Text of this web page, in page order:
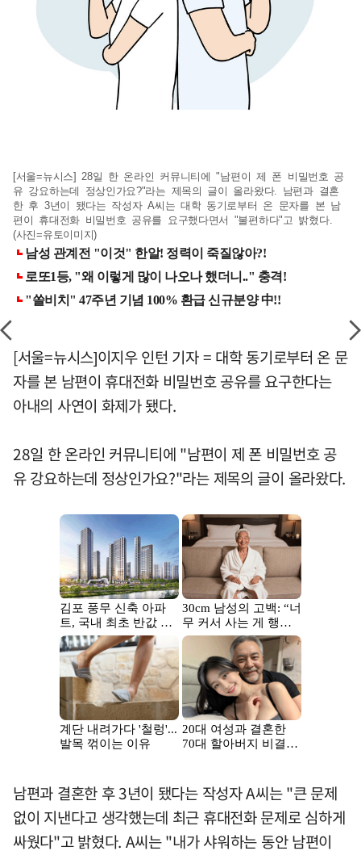
[서울=뉴시스] 28일 한 온라인 커뮤니티에 "남편이 제 폰 비밀번호 공
유 강요하는데 정상인가요?"라는 제목의 글이 올라왔다. 남편과 결혼
한 후 3년이 됐다는 작성자 A씨는 대학 동기로부터 온 문자를 본 남
편이 휴대전화 비밀번호 공유를 요구했다면서 "불편하다"고 밝혔다.
(사진=유토이미지)
[서울=뉴시스]이지우 인턴 기자 = 대학 동기로부터 온 문
자를 본 남편이 휴대전화 비밀번호 공유를 요구한다는
아내의 사연이 화제가 됐다.
28일 한 온라인 커뮤니티에 "남편이 제 폰 비밀번호 공
유 강요하는데 정상인가요?"라는 제목의 글이 올라왔다.
남편과 결혼한 후 3년이 됐다는 작성자 A씨는 "큰 문제
없이 지낸다고 생각했는데 최근 휴대전화 문제로 심하게
싸웠다"고 밝혔다. A씨는 "내가 샤워하는 동안 남편이